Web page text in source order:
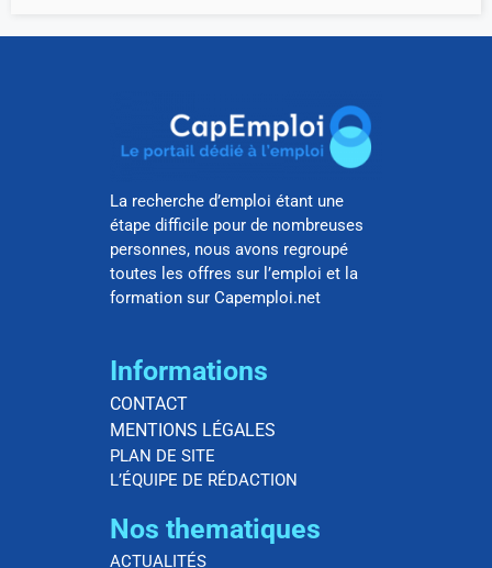
La recherche d’emploi étant une
étape difficile pour de nombreuses
personnes, nous avons regroupé
toutes les offres sur l’emploi et la
formation sur Capemploi.net
Informations
CONTACT
MENTIONS LÉGALES
PLAN DE SITE
L’ÉQUIPE DE RÉDACTION
Nos thematiques
ACTUALITÉS